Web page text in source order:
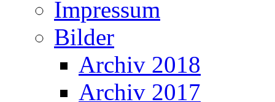
Impressum
Bilder
Archiv 2018
Archiv 2017